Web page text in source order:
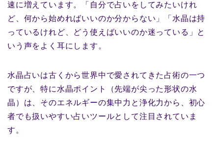
速に増えています。「自分で占いをしてみたいけれ
ど、何から始めればいいのか分からない」「水晶は持
っているけれど、どう使えばいいのか迷っている」と
いう声をよく耳にします。
水晶占いは古くから世界中で愛されてきた占術の一つ
ですが、特に水晶ポイント（先端が尖った形状の水
晶）は、そのエネルギーの集中力と浄化力から、初心
者でも扱いやすい占いツールとして注目されていま
す。